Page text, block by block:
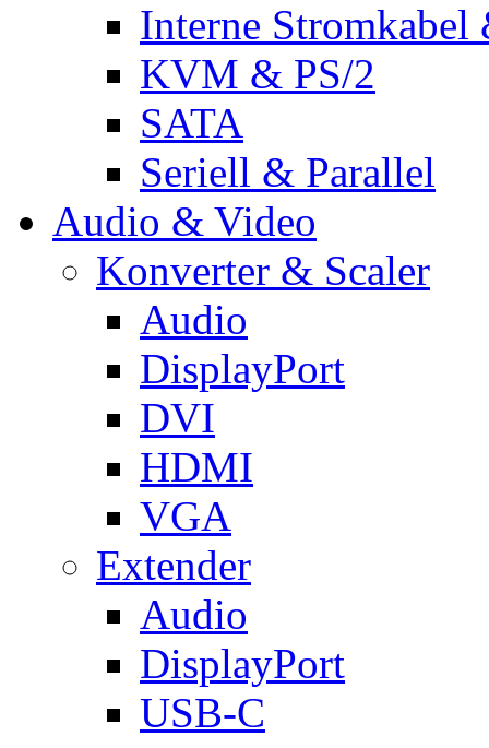
Interne Stromkabel
KVM & PS/2
SATA
Seriell & Parallel
Audio & Video
Konverter & Scaler
Audio
DisplayPort
DVI
HDMI
VGA
Extender
Audio
DisplayPort
USB-C